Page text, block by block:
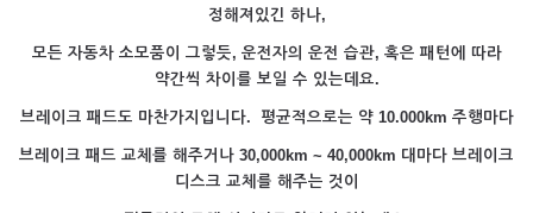
정해져있긴 하나,
모든 자동차 소모품이 그렇듯, 운전자의 운전 습관, 혹은 패턴에 따라
약간씩 차이를 보일 수 있는데요.
브레이크 패드도 마찬가지입니다. 평균적으로는 약 10.000km 주행마다
브레이크 패드 교체를 해주거나 30,000km ~ 40,000km 대마다 브레이크
디스크 교체를 해주는 것이